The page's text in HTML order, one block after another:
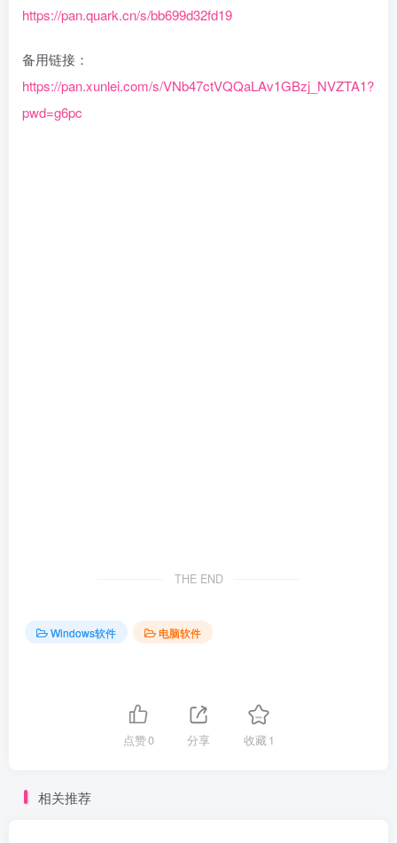
https://pan.quark.cn/s/bb699d32fd19
备用链接：
https://pan.xunlei.com/s/VNb47ctVQQaLAv1GBzj_NVZTA1?
pwd=g6pc
THE END
Windows软件 电脑软件
点赞0 分享 收藏 1
相关推荐